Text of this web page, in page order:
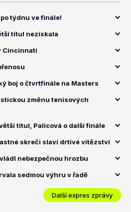
týdnu ve finále!
titul nezískala
Cincinnati
boj o čtvrtfinále na Masters
změnu tenisových
titul, Palicová o další finále
skreči slaví drtivé vítězství
nebezpečnou hrozbu
sedmou výhru v řadě
Další expres zprávy